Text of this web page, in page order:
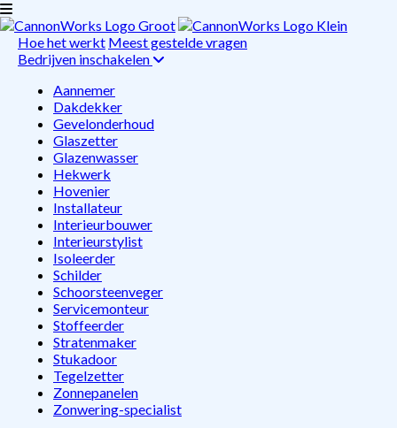
Hoe het werkt Meest gestelde vragen
Bedrijven inschakelen
Aannemer
Dakdekker
Gevelonderhoud
Glaszetter
Glazenwasser
Hekwerk
Hovenier
Installateur
Interieurbouwer
Interieurstylist
Isoleerder
Schilder
Schoorsteenveger
Servicemonteur
Stoffeerder
Stratenmaker
Stukadoor
Tegelzetter
Zonnepanelen
Zonwering-specialist